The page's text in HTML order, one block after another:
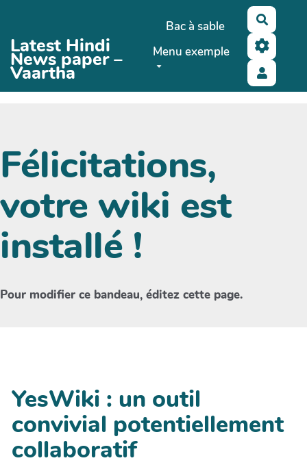
Latest Hindi
News paper –
Vaartha
Bac à sable
Menu exemple
Félicitations,
votre wiki est
installé !
Pour modifier ce bandeau, éditez cette page.
YesWiki : un outil
convivial potentiellement
collaboratif